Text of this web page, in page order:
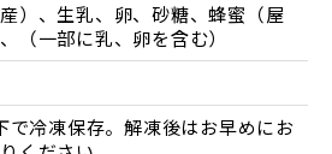
）、生乳、卵、砂糖、蜂蜜（屋
（一部に乳、卵を含む）
冷凍保存。解凍後はお早めにお